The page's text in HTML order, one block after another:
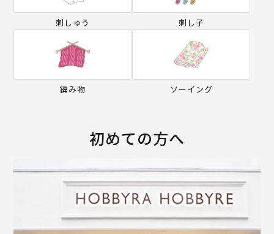
刺しゅう 刺し子
編み物 ソーイング
初めての方へ